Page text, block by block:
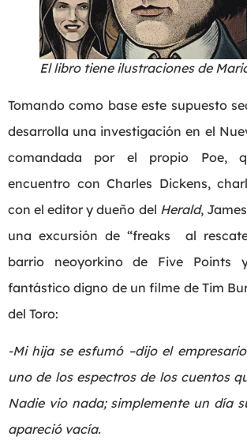
El libro tiene ilustraciones de
Tomando como base este supuesto
desarrolla una investigación en el
comandada por el propio Poe,
encuentro con Charles Dickens,
con el editor y dueño del Herald,
una excursión de “freaks al
barrio neoyorkino de Five Points
fantástico digno de un filme de Tim
del Toro:
-Mi hija se esfumó –dijo el
uno de los espectros de los cuentos
Nadie vio nada; simplemente un día
apareció vacía.